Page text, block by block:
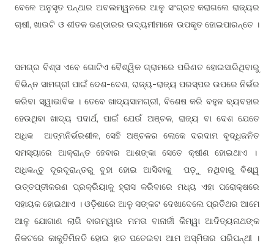
ବେଳେ ଅନୁସୃତ ପନ୍ଥାର ଅବଲମ୍ୱନରେ ଆଳୁ ସଂଗ୍ରହ କରାଗଲେ ରାଜ୍ୟର
ଚାଷୀ, ଖାଉଟି ଓ ଶୀତଳ ଭଣ୍ଡାରର ଉଦ୍ୟମୀମାନେ ଉପକୃତ ହୋଇପାରନ୍ତେ ।
ସମଗ୍ର ବିଶ୍ସ ଏବେ ଗୋଟିଏ ବୈଶ୍ୱିକ ଗ୍ରାମରେ ପରିଣତ ହୋଇସାରିଥିବାରୁ
ବିଭିନ୍ନ ସାମଗ୍ରୀ ପାଇଁ ଦେଶ-ଦେଶ, ରାଜ୍ୟ-ରାଜ୍ୟ ପରସ୍ପର ଉପରେ ନିର୍ଭର
କରିବା ସ୍ୱାଭାବିକ । ତେବେ ଖାଦ୍ୟସାମଗ୍ରୀ, ବିଶେଷ କରି ବହୁଳ ବ୍ୟବହାର
ହେଉଥିବା ଖାଦ୍ୟ ପଦାର୍ଥ, ପାଇଁ ଯେଉଁ ଅଞ୍ଚଳ, ରାଜ୍ୟ ବା ଦେଶ ଯେତେ
ଅଧିକ ଆତ୍ମନିର୍ଭରଶୀଳ, ସେହି ଅଞ୍ଚଳର ଲୋକେ ଦରଦାମ ବୃଦ୍ଧିଜନିତ
ସମସ୍ୟାରେ ଆକ୍ରାନ୍ତ ହେବାର ଆଶଙ୍କା ସେତେ କ୍ଷୀଣ ହୋଇଥାଏ ।
ଅଧିକନ୍ତୁ ଦୂରଦୂରାନ୍ତରୁ ବୁହା ହୋଇ ଆସିବାକୁ ପଡ଼ୁ ନଥିବାରୁ ବିଶ୍ୱ
ଉତ୍ତପ୍ତୀକରଣ ପ୍ରକ୍ରିୟାକୁ ହ୍ରାସ କରିବାରେ ମଧ୍ୟ ଏହା ପରୋକ୍ଷରେ
ସହାୟକ ହୋଇଥାଏ । ଓଡ଼ିଶାରେ ଆଳୁ ସଙ୍କଟ ଦେଖାଦେଲେ ପ୍ରତିଥର ଆମେ
ଆଳୁ ଯୋଗାଣ ଲାଗି ବାରମ୍ୱାର ମମତା ବାନାର୍ଜୀ କିମ୍ୱା ଆଦିତ୍ୟନାଥଙ୍କ
ନିକଟରେ କାକୁତିମିନତି ହୋଇ ହାତ ପତେଇବା ଆମ ଅସ୍ମିତାର ପରିପନ୍ଥୀ ।